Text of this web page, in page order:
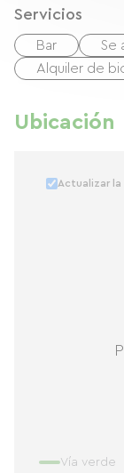
Servicios
Bar
Se
Alquiler de
Ubicación
Actualizar la
Vía verde